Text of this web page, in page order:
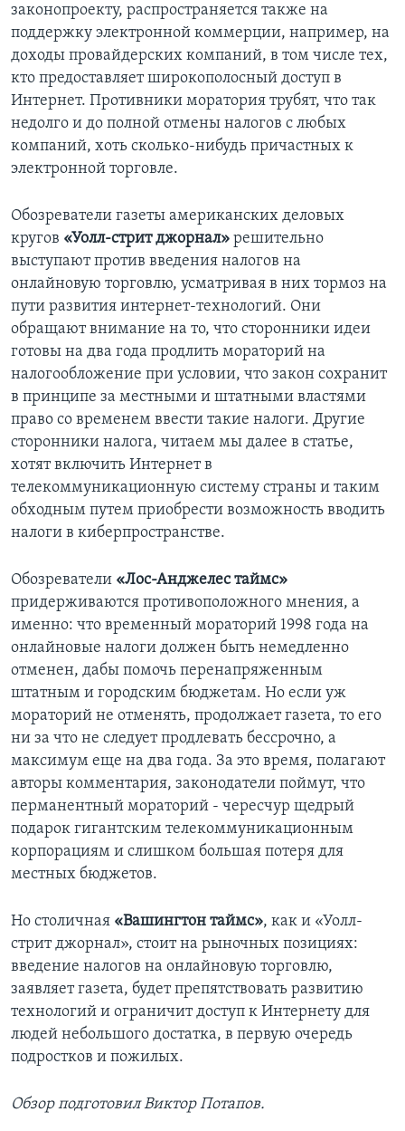
законопроекту, распространяется также на
поддержку электронной коммерции, например, на
доходы провайдерских компаний, в том числе тех,
кто предоставляет широкополосный доступ в
Интернет. Противники моратория трубят, что так
недолго и до полной отмены налогов с любых
компаний, хоть сколько-нибудь причастных к
электронной торговле.
Обозреватели газеты американских деловых
кругов «Уолл-стрит джорнал» решительно
выступают против введения налогов на
онлайновую торговлю, усматривая в них тормоз на
пути развития интернет-технологий. Они
обращают внимание на то, что сторонники идеи
готовы на два года продлить мораторий на
налогообложение при условии, что закон сохранит
в принципе за местными и штатными властями
право со временем ввести такие налоги. Другие
сторонники налога, читаем мы далее в статье,
хотят включить Интернет в
телекоммуникационную систему страны и таким
обходным путем приобрести возможность вводить
налоги в киберпространстве.
Обозреватели «Лос-Анджелес таймс»
придерживаются противоположного мнения, а
именно: что временный мораторий 1998 года на
онлайновые налоги должен быть немедленно
отменен, дабы помочь перенапряженным
штатным и городским бюджетам. Но если уж
мораторий не отменять, продолжает газета, то его
ни за что не следует продлевать бессрочно, а
максимум еще на два года. За это время, полагают
авторы комментария, законодатели поймут, что
перманентный мораторий - чересчур щедрый
подарок гигантским телекоммуникационным
корпорациям и слишком большая потеря для
местных бюджетов.
Но столичная «Вашингтон таймс», как и «Уолл-
стрит джорнал», стоит на рыночных позициях:
введение налогов на онлайновую торговлю,
заявляет газета, будет препятствовать развитию
технологий и ограничит доступ к Интернету для
людей небольшого достатка, в первую очередь
подростков и пожилых.
Обзор подготовил Виктор Потапов.